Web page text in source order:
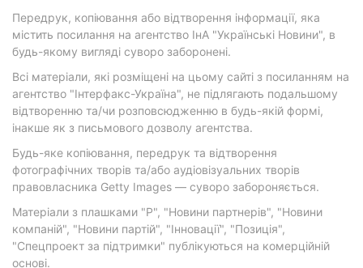
Передрук, копіювання або відтворення інформації, яка
містить посилання на агентство ІнА "Українські Новини", в
будь-якому вигляді суворо заборонені.
Всі матеріали, які розміщені на цьому сайті з посиланням на
агентство "Інтерфакс-Україна", не підлягають подальшому
відтворенню та/чи розповсюдженню в будь-якій формі,
інакше як з письмового дозволу агентства.
Будь-яке копіювання, передрук та відтворення
фотографічних творів та/або аудіовізуальних творів
правовласника Getty Images — суворо забороняється.
Матеріали з плашками "Р", "Новини партнерів", "Новини
компаній", "Новини партій", "Інновації", "Позиція",
"Спецпроект за підтримки" публікуються на комерційній
основі.